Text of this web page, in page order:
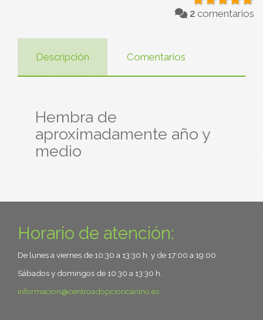
2 comentarios
Descripción Comentarios
Hembra de
aproximadamente año y
medio
Horario de atención:
De lunes a viernes de 10:30 a 13:30 h. y de 17:00 a 19:00
Sábados y domingos de 10:30 a 13:30 h.
informacion
centroadopcioncanino.es